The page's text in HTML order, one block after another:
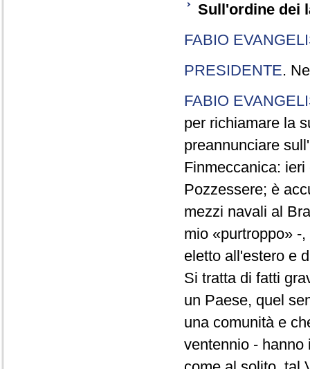
Sull'ordine dei
FABIO
PRESIDENTE.
FABIO
per richiamare la
preannunciare
Finmeccanica:
Pozzessere; è
mezzi navali al
mio «purtroppo» -
eletto all'estero e
Si tratta di fatti
un Paese, quel
una comunità e
ventennio - hanno